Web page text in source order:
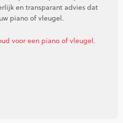
en transparant advies dat
piano of vleugel.
voor een piano of vleugel.